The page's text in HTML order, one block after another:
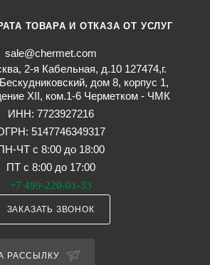
ТОВАРА И ОТКАЗА ОТ УСЛУГ
sale@chermet.com
2-я Кабельная, д.10 127474,г.
дом 8, корпус 1,
XII, ком.1-6 Черметком - ЧМК
ИНН: 7723927216
5147746349317
ЧТ с 8:00 до 18:00
ПТ с 8:00 до 17:00
+7 499-220-01-33
ЗАКАЗАТЬ ЗВОНОК
РАССЫЛКУ